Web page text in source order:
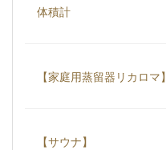
体積計
【家庭用蒸留器リカロマ】
【サウナ】